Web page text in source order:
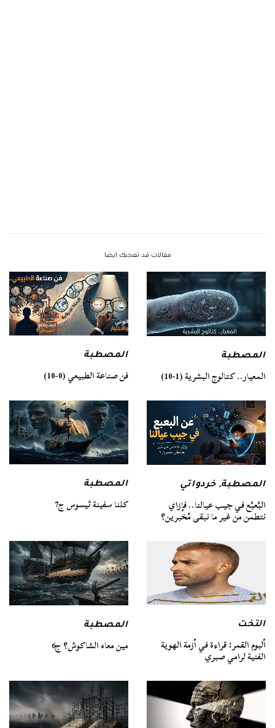
مقالات قد تعجبك ايضا
المصطبة
المعيار.. كتالوج البشرية (1-10)
المصطبة
فن صناعة الطبيعي (0-10)
المصطبة,خردواتي
البُعبُع في جيب عيالنا.. فإزاي
نتطمن من غير ما نبقى مُخبرين؟
المصطبة
كلنا سفينة ثيسوس ج7
التخت
ألبوم القمر: قراءة في أزمة الهوية
الفنية لرامي صبري
المصطبة
مين معاه الشاكوش؟ ج6